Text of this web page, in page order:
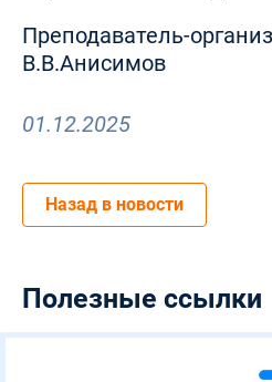
Преподаватель-
В.В.Анисимов
01.12.2025
Назад в новости
Полезные ссылки